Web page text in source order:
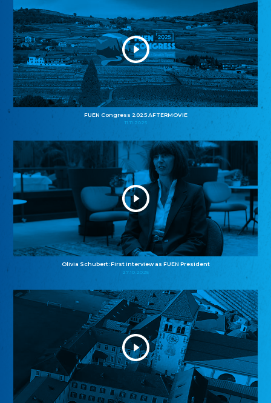
FUEN Congress 2025 AFTERMOVIE
11.11.2025
Olivia Schubert: First interview as FUEN President
27.10.2025